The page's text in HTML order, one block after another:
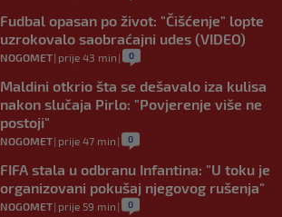
Fudbal opasan po život: "Čišćenje" lopte
uzrokovalo saobraćajni udes (VIDEO)
NOGOMET| prije 43 min | 0
Maldini otkrio šta se dešavalo iza kulisa
nakon slučaja Pirlo: "Povjerenje više ne
postoji"
NOGOMET| prije 47 min | 0
FIFA stala u odbranu Infantina: "U toku je
organizovani pokušaj njegovog rušenja"
NOGOMET| prije 59 min | 0